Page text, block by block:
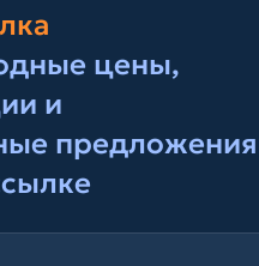
цены,
и
предложения